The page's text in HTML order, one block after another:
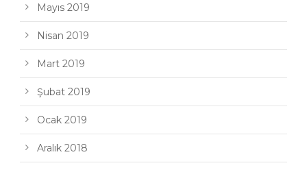
Mayıs 2019
Nisan 2019
Mart 2019
Şubat 2019
Ocak 2019
Aralık 2018